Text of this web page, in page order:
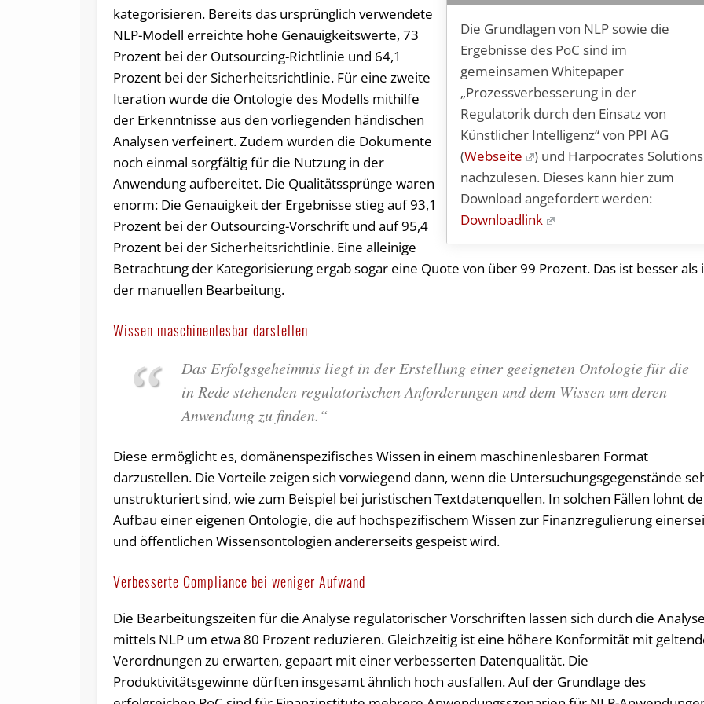
Die Grundlagen von NLP sowie die
Ergebnisse des PoC sind im
gemeinsamen Whitepaper
„Prozessverbesserung in der
Regulatorik durch den Einsatz von
Künstlicher Intelligenz“ von PPI AG
(Webseite
) und Harpocrates Solutions
nachzulesen. Dieses kann hier zum
Download angefordert werden:
Downloadlink
kategorisieren. Bereits das ursprünglich verwendete
NLP-Modell erreichte hohe Genauigkeitswerte, 73
Prozent bei der Outsourcing-Richtlinie und 64,1
Prozent bei der Sicherheitsrichtlinie. Für eine zweite
Iteration wurde die Ontologie des Modells mithilfe
der Erkenntnisse aus den vorliegenden händischen
Analysen verfeinert. Zudem wurden die Dokumente
noch einmal sorgfältig für die Nutzung in der
Anwendung aufbereitet. Die Qualitätssprünge waren
enorm: Die Genauigkeit der Ergebnisse stieg auf 93,1
Prozent bei der Outsourcing-Vorschrift und auf 95,4
Prozent bei der Sicherheitsrichtlinie. Eine alleinige
Betrachtung der Kategorisierung ergab sogar eine Quote von über 99 Prozent. Das ist besser als
der manuellen Bearbeitung.
Wissen maschinenlesbar darstellen
Das Erfolgsgeheimnis liegt in der Erstellung einer geeigneten Ontologie für die
in Rede stehenden regulatorischen Anforderungen und dem Wissen um deren
Anwendung zu finden.“
Diese ermöglicht es, domänenspezifisches Wissen in einem maschinenlesbaren Format
darzustellen. Die Vorteile zeigen sich vorwiegend dann, wenn die Untersuchungsgegenstände
unstrukturiert sind, wie zum Beispiel bei juristischen Textdatenquellen. In solchen Fällen lohnt
Aufbau einer eigenen Ontologie, die auf hochspezifischem Wissen zur Finanzregulierung
und öffentlichen Wissensontologien andererseits gespeist wird.
Verbesserte Compliance bei weniger Aufwand
Die Bearbeitungszeiten für die Analyse regulatorischer Vorschriften lassen sich durch die
mittels NLP um etwa 80 Prozent reduzieren. Gleichzeitig ist eine höhere Konformität mit
Verordnungen zu erwarten, gepaart mit einer verbesserten Datenqualität. Die
Produktivitätsgewinne dürften insgesamt ähnlich hoch ausfallen. Auf der Grundlage des